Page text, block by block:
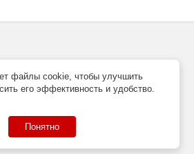
файлы cookie, чтобы улучшить
его эффективность и удобство.
Понятно